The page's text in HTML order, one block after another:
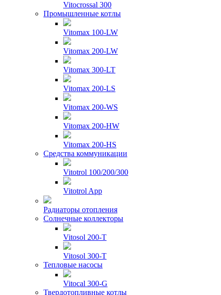
Vitocrossal 300
Промышленные котлы
Vitomax 100-LW
Vitomax 200-LW
Vitomax 300-LT
Vitomax 200-LS
Vitomax 200-WS
Vitomax 200-HW
Vitomax 200-HS
Средства коммуникации
Vitotrol 100/200/300
Vitotrol App
Радиаторы отопления
Солнечные коллекторы
Vitosol 200-T
Vitosol 300-T
Тепловые насосы
Vitocal 300-G
Твердотопливные котлы